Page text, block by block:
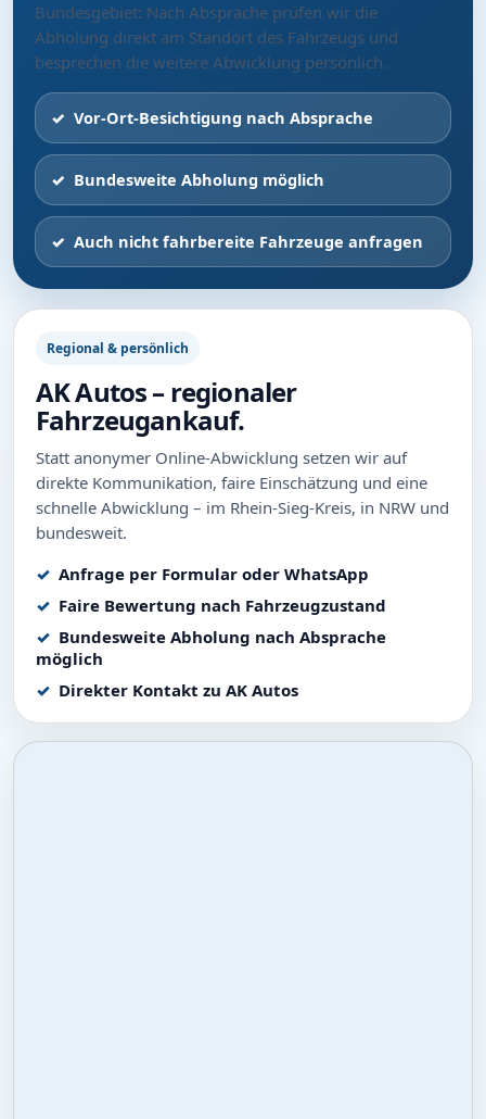
Bundesgebiet: Nach Absprache prüfen wir die
Abholung direkt am Standort des Fahrzeugs und
besprechen die weitere Abwicklung persönlich.
Vor-Ort-Besichtigung nach Absprache
Bundesweite Abholung möglich
Auch nicht fahrbereite Fahrzeuge anfragen
Regional & persönlich
AK Autos – regionaler
Fahrzeugankauf.
Statt anonymer Online-Abwicklung setzen wir auf
direkte Kommunikation, faire Einschätzung und eine
schnelle Abwicklung – im Rhein-Sieg-Kreis, in NRW und
bundesweit.
Anfrage per Formular oder WhatsApp
Faire Bewertung nach Fahrzeugzustand
Bundesweite Abholung nach Absprache
möglich
Direkter Kontakt zu AK Autos